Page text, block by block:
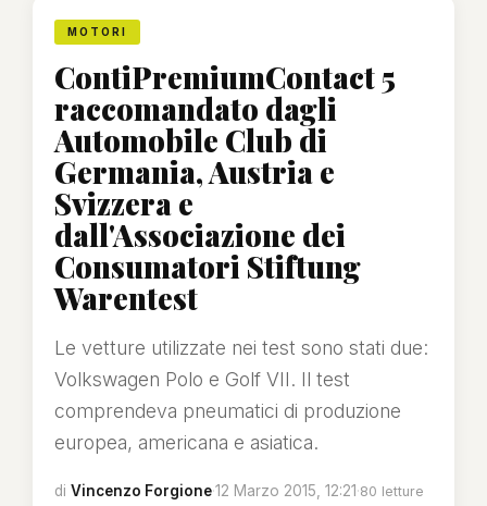
MOTORI
ContiPremiumContact 5
raccomandato dagli
Automobile Club di
Germania, Austria e
Svizzera e
dall'Associazione dei
Consumatori Stiftung
Warentest
Le vetture utilizzate nei test sono stati due:
Volkswagen Polo e Golf VII. Il test
comprendeva pneumatici di produzione
europea, americana e asiatica.
di Vincenzo Forgione·12 Marzo 2015, 12:21·80 letture